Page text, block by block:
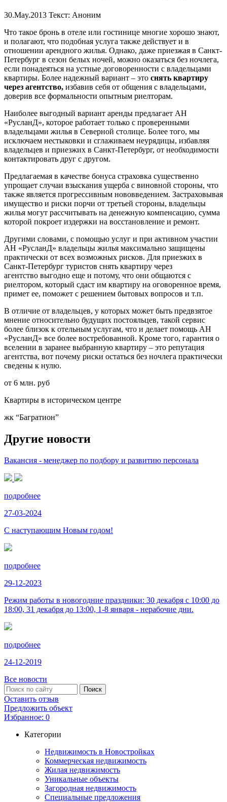
30.May.2013 Текст: Аноним
Что такое бронь в отеле или гостинице многие хорошо знают,
и полагают, что подобная услуга также действует и в
отношении арендного жилья. Однако, даже приезжая в Санкт-
Петербург в сезон белых ночей, можно оказаться без ночлега,
если понадеяться на устные договоренности с владельцами
квартиры. Более надежный вариант – это снять квартиру
через агентство, избавив себя от общения с владельцами,
доверив все формальности опытным риелторам.
Наиболее выгодный вариант аренды предлагает АН
«РусланД», которое работает только с проверенными
владельцами жилья в Северной столице. Более того, мы
исключаем нестыковки и сглаживаем неурядицы, избавляя
владельцев и приезжих в Санкт-Петербург, от необходимости
контактировать друг с другом.
Предлагаемая в качестве бонуса страховка существенно
упрощает случаи взыскания ущерба с виновной стороны, что
также является прогрессивным нововведением. Застраховывая
имущество и риски порчи от третьей стороны, владельцы
жилья могут рассчитывать на денежную компенсацию, сумма
которой покроет издержки на восстановление и ремонт.
Другими словами, с помощью услуг и при активном участии
АН «РусланД» владельцы жилья максимально защищены
практически от всех возможных рисков. Для приезжих в
Санкт-Петербург туристов снять квартиру через
агентство выгодно еще и потому, что они общаются с
риелтором, который сдаст им квартиру на оговоренное время,
примет ее, поможет с решением бытовых вопросов и т.п.
В отличие от владельцев, у которых может быть предвзятое
мнение относительно будущих постояльцев, такой сервис
более близок к отельным услугам, что и делает помощь АН
«РусланД» все более востребованной. Кроме того, гарантия о
вселении в заранее выбранную квартиру – это репутация
агентства, вот почему риски остаться без ночлега практически
сведены к нулю.
от 6 млн. руб
Квартиры в историческом центре
жк “Багратион”
Другие новости
Вакансия - менеджер по подбору и развитию персонала
подробнее
27-03-2024
С наступающим Новым годом!
подробнее
29-12-2023
Режим работы в новогодние праздники: 30 декабря с 10:00 до
18:00, 31 декабря до 13:00, 1-8 января - нерабочие дни.
подробнее
24-12-2019
Все новости
Оставить отзыв
Предложить объект
Избранное: 0
Категории
Недвижимость в Новостройках
Коммерческая недвижимость
Жилая недвижимость
Уникальные объекты
Загородная недвижимость
Специальные предложения